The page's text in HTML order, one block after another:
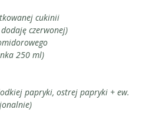
cukinii
czerwonej)
250 ml)
papryki, ostrej papryki + ew.